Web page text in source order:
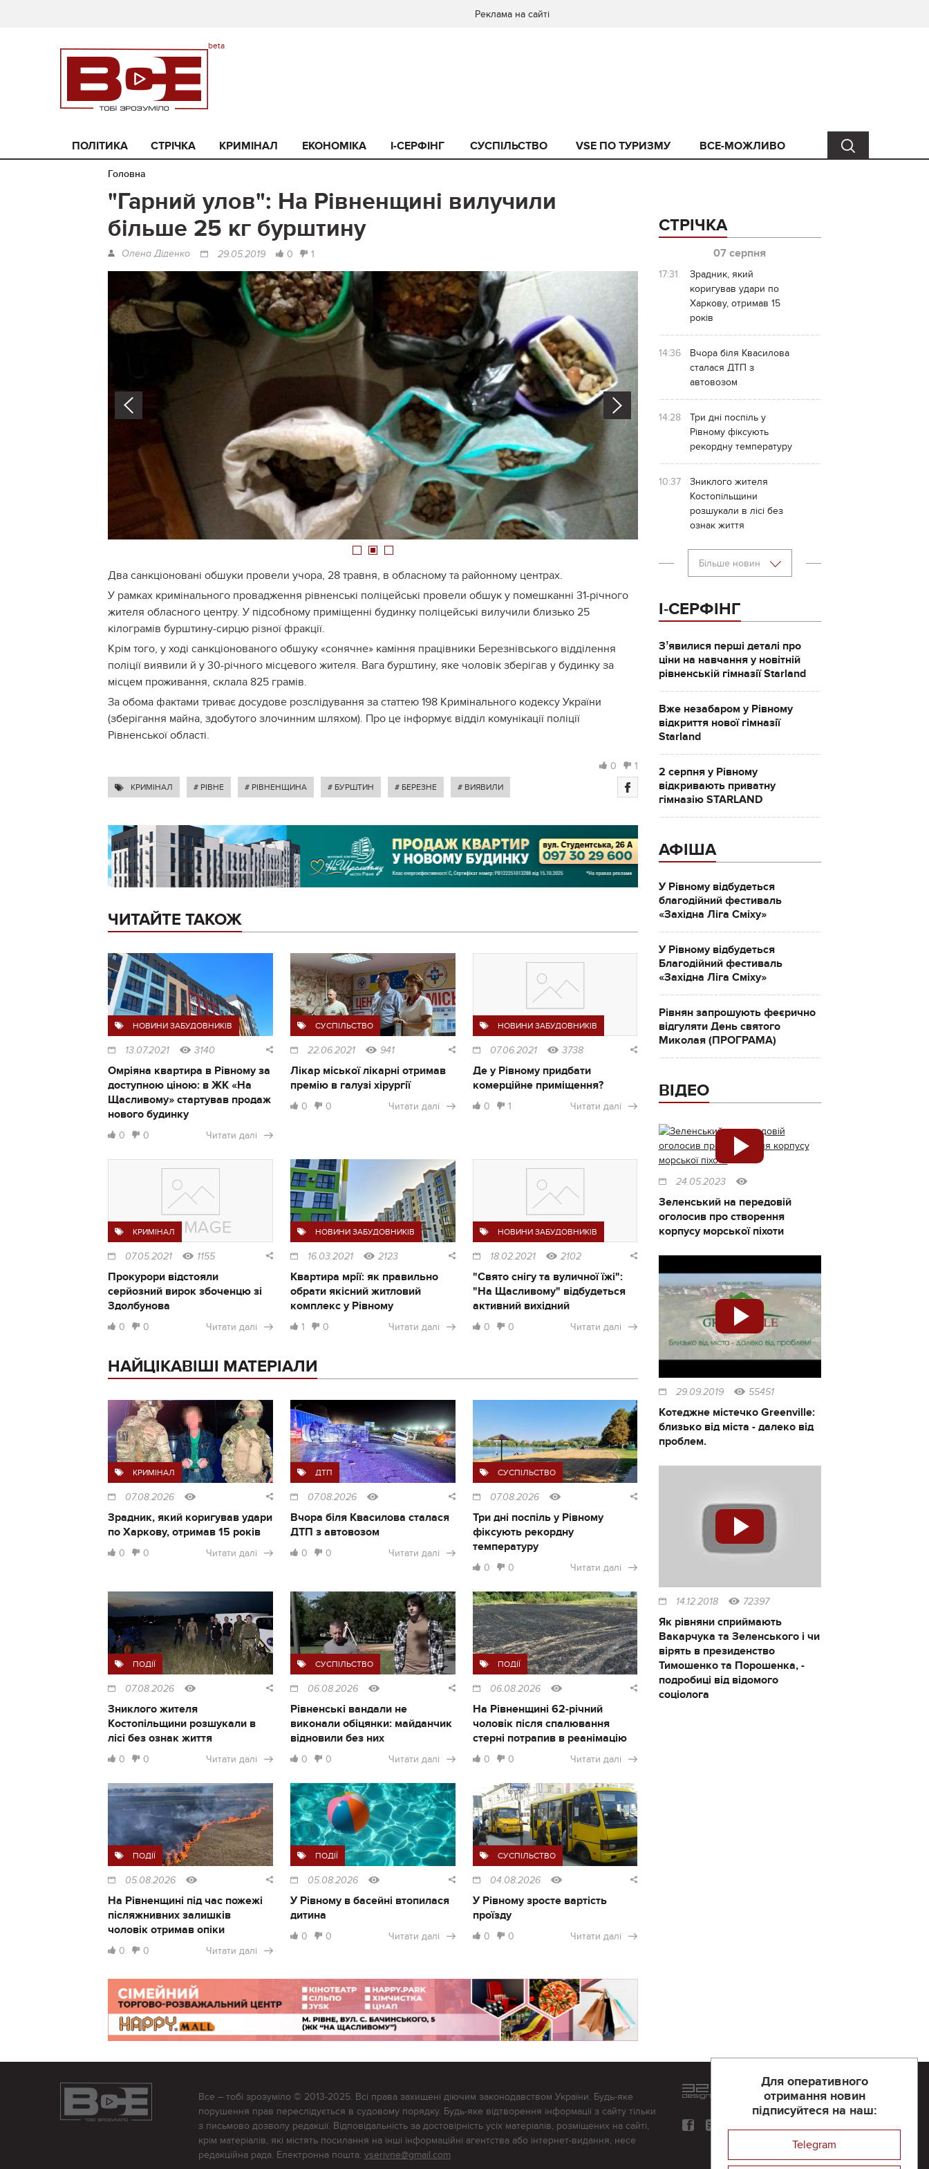
Реклама на сайті
ПОЛІТИКА СТРІЧКА КРИМІНАЛ ЕКОНОМІКА I-СЕРФІНГ СУСПІЛЬСТВО VSE ПО ТУРИЗМУ ВСЕ-МОЖЛИВО
Головна
"Гарний улов": На Рівненщині вилучили
більше 25 кг бурштину
Олена Діденко 29.05.2019 0 1
1 2 3
Два санкціоновані обшуки провели учора, 28 травня, в обласному та районному центрах.
У рамках кримінального провадження рівненські поліцейські провели обшук у помешканні 31-річного
жителя обласного центру. У підсобному приміщенні будинку поліцейські вилучили близько 25
кілограмів бурштину-сирцю різної фракції.
Крім того, у ході санкціонованого обшуку «сонячне» каміння працівники Березнівського відділення
поліції виявили й у 30-річного місцевого жителя. Вага бурштину, яке чоловік зберігав у будинку за
місцем проживання, склала 825 грамів.
За обома фактами триває досудове розслідування за статтею 198 Кримінального кодексу України
(зберігання майна, здобутого злочинним шляхом). Про це інформує відділ комунікації поліції
Рівненської області.
0 1
КРИМІНАЛ # РІВНЕ # РІВНЕНЩИНА # БУРШТИН # БЕРЕЗНЕ # ВИЯВИЛИ
ЧИТАЙТЕ ТАКОЖ
НОВИНИ ЗАБУДОВНИКІВ
13.07.2021 3140
Омріяна квартира в Рівному за
доступною ціною: в ЖК «На
Щасливому» стартував продаж
нового будинку
0 0 Читати далі
СУСПІЛЬСТВО
22.06.2021 941
Лікар міської лікарні отримав
премію в галузі хірургії
0 0 Читати далі
НОВИНИ ЗАБУДОВНИКІВ
07.06.2021 3738
Де у Рівному придбати
комерційне приміщення?
0 1 Читати далі
КРИМІНАЛ
07.05.2021 1155
Прокурори відстояли
серйозний вирок збоченцю зі
Здолбунова
0 0 Читати далі
НОВИНИ ЗАБУДОВНИКІВ
16.03.2021 2123
Квартира мрії: як правильно
обрати якісний житловий
комплекс у Рівному
1 0 Читати далі
НОВИНИ ЗАБУДОВНИКІВ
18.02.2021 2102
"Свято снігу та вуличної їжі":
"На Щасливому" відбудеться
активний вихідний
0 0 Читати далі
НАЙЦІКАВІШІ МАТЕРІАЛИ
КРИМІНАЛ
07.08.2026
Зрадник, який коригував удари
по Харкову, отримав 15 років
0 0 Читати далі
ДТП
07.08.2026
Вчора біля Квасилова сталася
ДТП з автовозом
0 0 Читати далі
СУСПІЛЬСТВО
07.08.2026
Три дні поспіль у Рівному
фіксують рекордну
температуру
0 0 Читати далі
ПОДІЇ
07.08.2026
Зниклого жителя
Костопільщини розшукали в
лісі без ознак життя
0 0 Читати далі
СУСПІЛЬСТВО
06.08.2026
Рівненські вандали не
виконали обіцянки: майданчик
відновили без них
0 0 Читати далі
ПОДІЇ
06.08.2026
На Рівненщині 62-річний
чоловік після спалювання
стерні потрапив в реанімацію
0 0 Читати далі
ПОДІЇ
05.08.2026
На Рівненщині під час пожежі
післяжнивних залишків
чоловік отримав опіки
0 0 Читати далі
ПОДІЇ
05.08.2026
У Рівному в басейні втопилася
дитина
0 0 Читати далі
СУСПІЛЬСТВО
04.08.2026
У Рівному зросте вартість
проїзду
0 0 Читати далі
СТРІЧКА
07 серпня
17:31
Зрадник, який
коригував удари по
Харкову, отримав 15
років
14:36
Вчора біля Квасилова
сталася ДТП з
автовозом
14:28
Три дні поспіль у
Рівному фіксують
рекордну температуру
10:37
Зниклого жителя
Костопільщини
розшукали в лісі без
ознак життя
Більше новин
І-СЕРФІНГ
Зʼявилися перші деталі про
ціни на навчання у новітній
рівненській гімназії Starland
Вже незабаром у Рівному
відкриття нової гімназії
Starland
2 серпня у Рівному
відкривають приватну
гімназію STARLAND
АФІША
У Рівному відбудеться
благодійний фестиваль
«Західна Ліга Сміху»
У Рівному відбудеться
Благодійний фестиваль
«Західна Ліга Сміху»
Рівнян запрошують феєрично
відгуляти День святого
Миколая (ПРОГРАМА)
ВІДЕО
24.05.2023
Зеленський на передовій
оголосив про створення
корпусу морської піхоти
29.09.2019 55451
Котеджне містечко Greenville:
близько від міста - далеко від
проблем.
14.12.2018 72397
Як рівняни сприймають
Вакарчука та Зеленського і чи
вірять в президенство
Тимошенко та Порошенка, -
подробиці від відомого
соціолога
Для оперативного
отримання новин
підписуйтеся на наш:
Telegram
Все – тобі зрозуміло © 2013-2025. Всі права захищені діючим законодавством України. Будь-яке
порушення прав переслідується в судовому порядку. Будь-яке відтворення інформації з сайту тільки
з письмово дозволу редакції. Відповідальність за достовірність усіх матеріалів, розміщених на сайті,
крім матеріалів, які містять посилання на інші інформаційні агентства або інтернет-видання, несе
редакційна рада. Електронна пошта: vserivne@gmail.com
Розроблений та підтримується
компанії 32х32